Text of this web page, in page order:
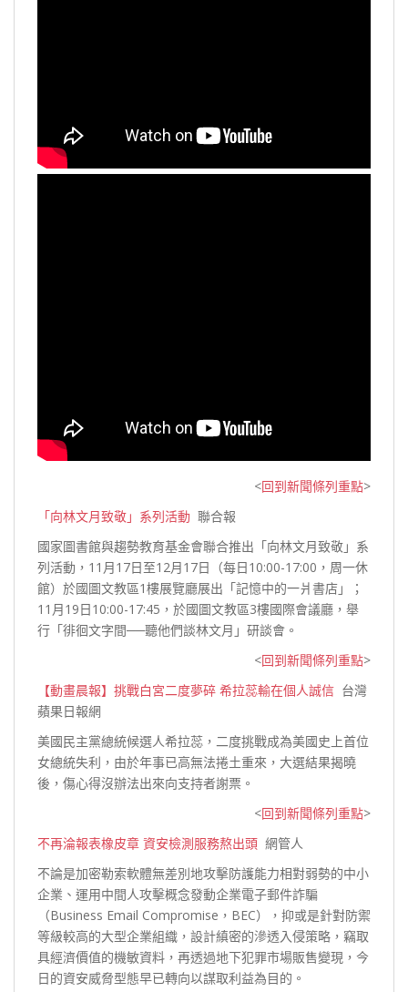
<回到新聞條列重點>
「向林文月致敬」系列活動 聯合報
國家圖書館與趨勢教育基金會聯合推出「向林文月致敬」系
列活動，11月17日至12月17日（每日10:00-17:00，周一休
館）於國圖文教區1樓展覽廳展出「記憶中的一爿書店」；
11月19日10:00-17:45，於國圖文教區3樓國際會議廳，舉
行「徘徊文字間──聽他們談林文月」 研談會。
<回到新聞條列重點>
【動畫晨報】挑戰白宮二度夢碎 希拉蕊輸在個人誠信 台灣
蘋果日報網
美國民主黨總統候選人希拉蕊，二度挑戰成為美國史上首位
女總統失利，由於年事已高無法捲土重來，大選結果揭曉
後，傷心得沒辦法出來向支持者謝票。
<回到新聞條列重點>
不再淪報表橡皮章 資安檢測服務熬出頭 網管人
不論是加密勒索軟體無差別地攻擊防護能力相對弱勢的中小
企業、運用中間人攻擊概念發動企業電子郵件詐騙
（Business Email Compromise，BEC），抑或是針對防禦
等級較高的大型企業組織，設計縝密的滲透入侵策略，竊取
具經濟價值的機敏資料，再透過地下犯罪市場販售變現，今
日的資安威脅型態早已轉向以謀取利益為目的。